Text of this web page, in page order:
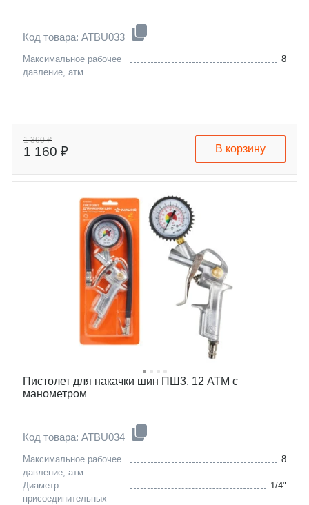
Код товара: ATBU033
Максимальное рабочее
давление, атм
8
1 360 ₽
1 160 ₽ В корзину
Пистолет для накачки шин ПШ3, 12 АТМ с
манометром
Код товара: ATBU034
Максимальное рабочее
давление, атм
8
Диаметр
присоединительных
1/4"